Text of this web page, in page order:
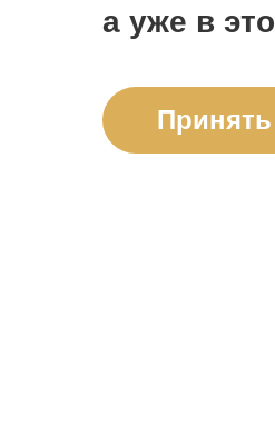
Принять
а уже в